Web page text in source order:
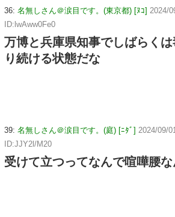
36: 名無しさん＠涙目です。(東京都) [ﾇｺ] 2024/
ID:lwAww0Fe0
万博と兵庫県知事でしばらく
り続ける状態だな
39: 名無しさん＠涙目です。(庭) [ﾆﾀﾞ] 2024/09/
ID:JJY2l/M20
受けて立つってなんで喧嘩腰な